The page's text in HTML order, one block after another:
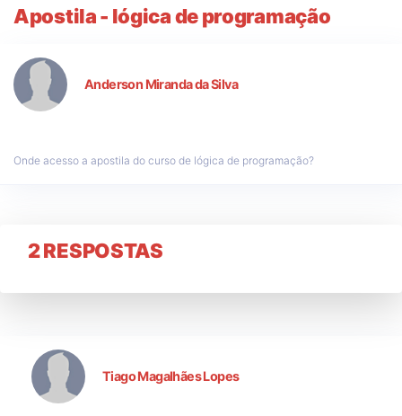
Apostila - lógica de programação
Anderson Miranda da Silva
Onde acesso a apostila do curso de lógica de programação?
2 RESPOSTAS
Tiago Magalhães Lopes